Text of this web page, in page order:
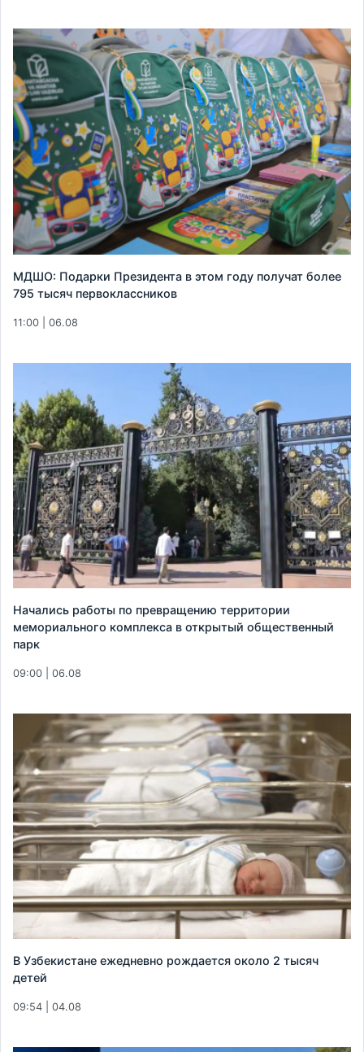
МДШО: Подарки Президента в этом году получат более
795 тысяч первоклассников
11:00 | 06.08
Начались работы по превращению территории
мемориального комплекса в открытый общественный
парк
09:00 | 06.08
В Узбекистане ежедневно рождается около 2 тысяч
детей
09:54 | 04.08